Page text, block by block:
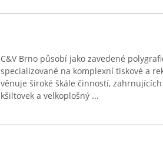
C&V Brno působí jako zavedené
specializované na komplexní tiskové a
věnuje široké škále činností,
kšiltovek a velkoplošný ...